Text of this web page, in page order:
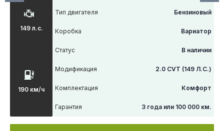
149 л.с.
190 км/ч
Тип двигателя Бензиновый
Коробка Вариатор
Статус В наличии
Модификация 2.0 CVT (149 Л.С.)
Комплектация Комфорт
Гарантия 3 года или 100 000 км.